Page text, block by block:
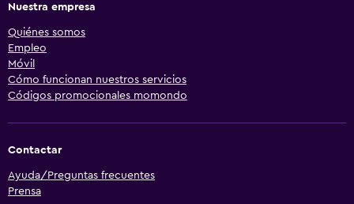
Nuestra empresa
Quiénes somos
Empleo
Móvil
Cómo funcionan nuestros servicios
Códigos promocionales momondo
Contactar
Ayuda/Preguntas frecuentes
Prensa